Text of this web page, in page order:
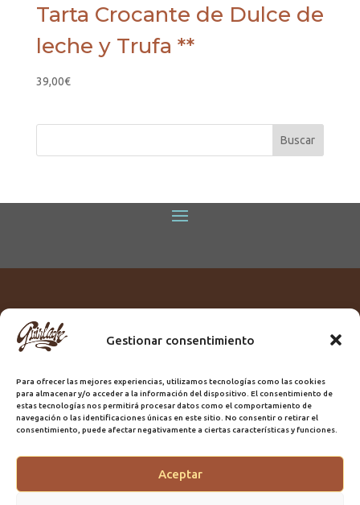
Gestionar consentimiento
Para ofrecer las mejores experiencias, utilizamos tecnologías como las cookies
para almacenar y/o acceder a la información del dispositivo. El consentimiento de
estas tecnologías nos permitirá procesar datos como el comportamiento de
navegación o las identificaciones únicas en este sitio. No consentir o retirar el
consentimiento, puede afectar negativamente a ciertas características y funciones.
Aceptar
Tarta Crocante de Dulce de
leche y Trufa **
39,00€
Titular:
ROME GUIRLACHE SL.
Domicilio:Calle Triana, 68
Ciudad:Las Palmas de Gran Canaria
Registro Sanitario:GC/20/PH/7192